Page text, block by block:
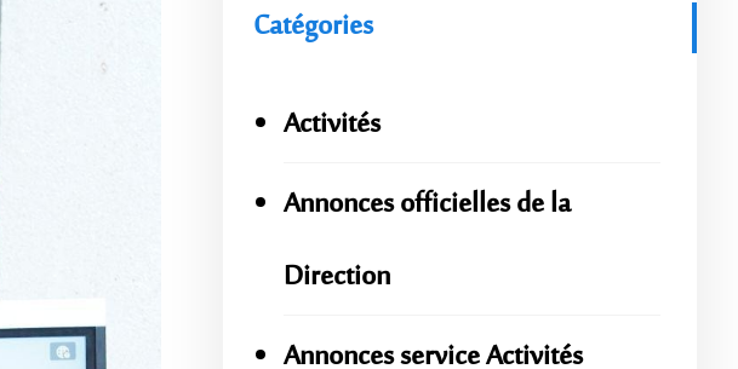
Catégories
Activités
Annonces officielles de la
Direction
Annonces service Activités